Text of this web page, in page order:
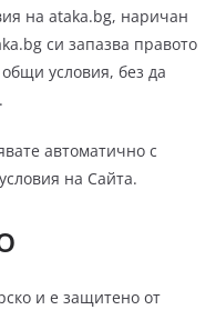
на ataka.bg, наричан
си запазва правото
условия, без да
автоматично с
на Сайта.
и е защитено от